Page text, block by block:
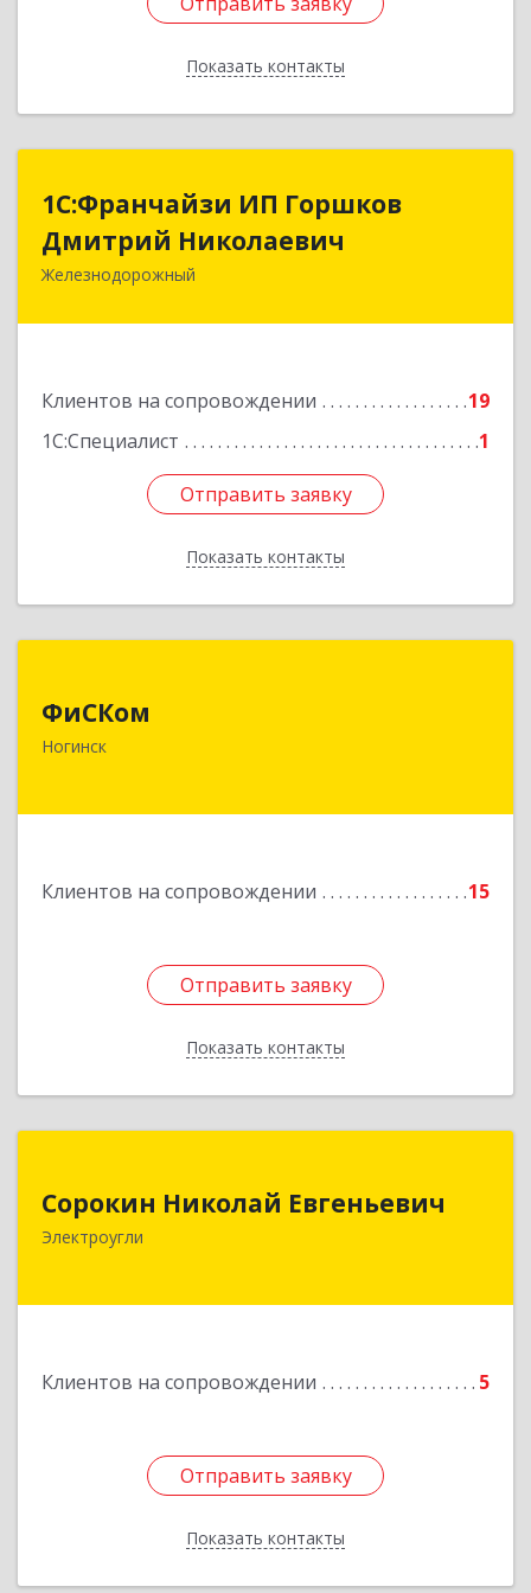
Показать контакты
Назад
1С:Франчайзи ИП Горшков
Дмитрий Николаевич
Железнодорожный
Клиентов на сопровождении
19
1С:Специалист
1
Отправить заявку
Показать контакты
1С:Франчайзи ИП Горшков
Дмитрий Николаевич
143980, Московская обл, Железнодорожный г,
Отправить заявку
Назад
ФиСКом
Ногинск
Клиентов на сопровождении 15
Отправить заявку
Показать контакты
Подробнее
Отправить заявку
Назад
Сорокин Николай Евгеньевич
Электроугли
Клиентов на сопровождении 5
Отправить заявку
Показать контакты
Отправить заявку
Назад